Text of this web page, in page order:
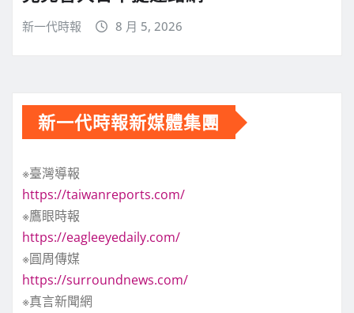
新一代時報 8 月 5, 2026
新一代時報新媒體集團
※臺灣導報
https://taiwanreports.com/
※鷹眼時報
https://eagleeyedaily.com/
※圓周傳媒
https://surroundnews.com/
※真言新聞網